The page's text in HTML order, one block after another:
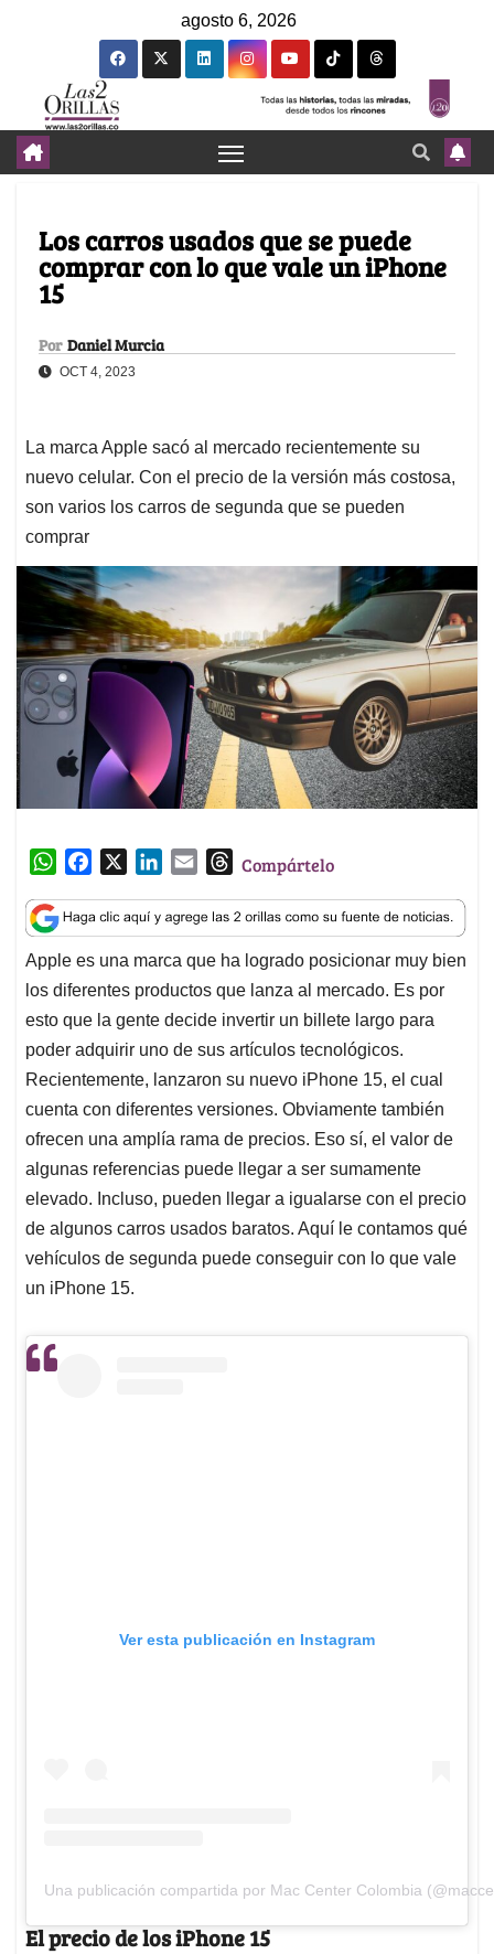
agosto 6, 2026
Los carros usados que se puede
comprar con lo que vale un iPhone
15
Por Daniel Murcia
OCT 4, 2023
La marca Apple sacó al mercado recientemente su
nuevo celular. Con el precio de la versión más costosa,
son varios los carros de segunda que se pueden
comprar
W
a
t
s
A
p
p
c
e
b
o
o
k
n
k
e
d
I
n
a
i
l
T
r
e
a
d
s
Compártelo
Apple es una marca que ha logrado posicionar muy bien
los diferentes productos que lanza al mercado. Es por
esto que la gente decide invertir un billete largo para
poder adquirir uno de sus artículos tecnológicos.
Recientemente, lanzaron su nuevo iPhone 15, el cual
cuenta con diferentes versiones. Obviamente también
ofrecen una amplía rama de precios. Eso sí, el valor de
algunas referencias puede llegar a ser sumamente
elevado. Incluso, pueden llegar a igualarse con el precio
de algunos carros usados baratos. Aquí le contamos qué
vehículos de segunda puede conseguir con lo que vale
un iPhone 15.
Ver esta publicación en Instagram
Una publicación compartida por Mac Center Colombia
El precio de los iPhone 15